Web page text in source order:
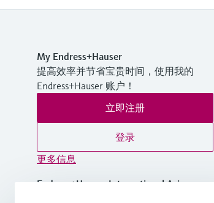
My Endress+Hauser
提高效率并节省宝贵时间，使用我的
Endress+Hauser 账户！
立即注册
登录
更多信息
Endress+Hauser International Asia